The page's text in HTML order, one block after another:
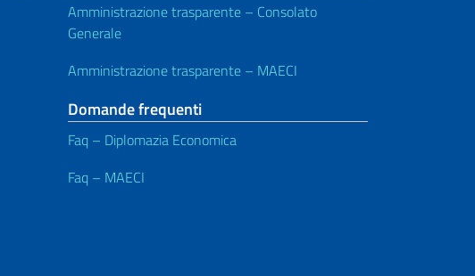
Amministrazione trasparente – Consolato
Generale
Amministrazione trasparente – MAECI
Domande frequenti
Faq – Diplomazia Economica
Faq – MAECI